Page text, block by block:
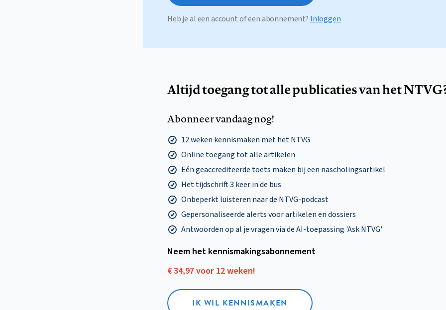
Heb je al een account of een abonnement? Inloggen
Altijd toegang tot alle publicaties van het
Abonneer vandaag nog!
12 weken kennismaken met het NTVG
Online toegang tot alle artikelen
Eén geaccrediteerde toets maken bij een nascholingsartikel
Het tijdschrift 3 keer in de bus
Onbeperkt luisteren naar de NTVG-podcast
Gepersonaliseerde alerts voor artikelen en dossiers
Antwoorden op al je vragen via de AI-toepassing 'Ask NTVG'
Neem het kennismakings­abonnement
€ 34,97 voor 12 weken!
IK WIL KENNISMAKEN